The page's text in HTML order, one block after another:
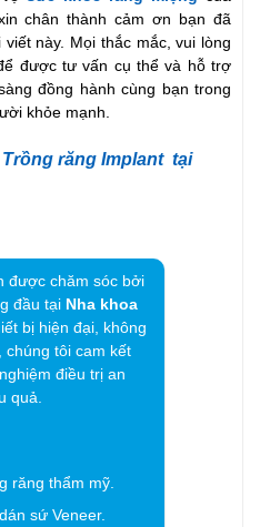
chân thành cảm ơn bạn đã
này. Mọi thắc mắc, vui lòng
được tư vấn cụ thể và hỗ trợ
đồng hành cùng bạn trong
khỏe mạnh.
Trồng răng Implant tại
được chăm sóc bởi
đầu tại Nha khoa
bị hiện đại, không
chúng tôi cam kết
điều trị an
quả.
răng thẩm mỹ.
sứ Veneer.